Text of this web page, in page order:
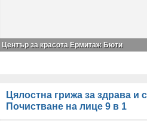
Център за красота Ермитаж Бюти
Цялостна грижа за здрава и
Почистване на лице 9 в 1